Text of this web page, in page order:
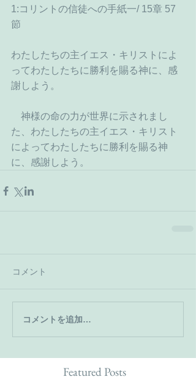
1:コリントの信徒への手紙一/ 15章 57
節
わたしたちの主イエス・キリストによ
ってわたしたちに勝利を賜る神に、感
謝しよう。
神様の命の力が世界に示されまし
た、わたしたちの主イエス・キリスト
によってわたしたちに勝利を賜る神
に、感謝しよう。
コメント
コメントを追加…
Featured Posts